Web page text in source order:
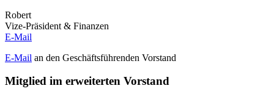
Robert
Vize-Präsident & Finanzen
E-Mail
E-Mail an den Geschäftsführenden Vorstand
Mitglied im erweiterten Vorstand